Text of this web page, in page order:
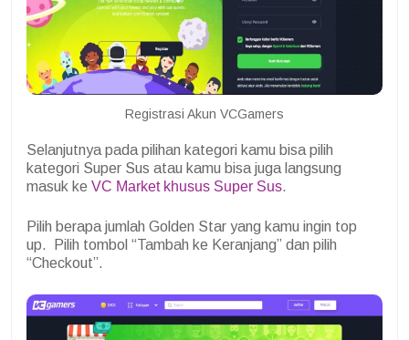
Registrasi Akun VCGamers
Selanjutnya pada pilihan kategori kamu bisa pilih
kategori Super Sus atau kamu bisa juga langsung
masuk ke VC Market khusus Super Sus.
Pilih berapa jumlah Golden Star yang kamu ingin top
up. Pilih tombol “Tambah ke Keranjang” dan pilih
“Checkout”.